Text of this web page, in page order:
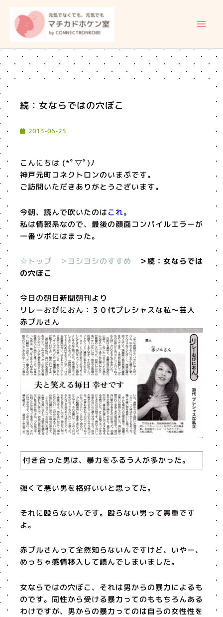
ッ
プ
イ
ン
メ
続：女ならではの穴ぼこ
2013-06-25
こんにちは (*ﾟ▽ﾟ)ﾉ
神戸元町コネクトロンのいまぷです。
ご訪問いただきありがとうございます。
今朝、読んで吹いたのはこれ。
私は情報系なので、最後の顔面コンパイルエラーが
一番ツボにはまった。
☆トップ ＞ヨシヨシのすすめ
＞続：女ならでは
の穴ぼこ
今日の朝日新聞朝刊より
リレーおぴにおん：３０代プレシャスな私〜芸人
赤プルさん
付き合った男は、暴力をふるう人が多かった。
強くて悪い男を格好いいと思ってた。
それに殴らないんです。殴らない男って貴重です
よ。
赤プルさんって全然知らないんですけど、いやー、
めっちゃ感情移入して読んでしまいました。
女ならではの穴ぼこ、それは男からの暴力によるも
のです。同性から受ける暴力ってのももちろんある
わけですが、男からの暴力ってのは自らの女性性を